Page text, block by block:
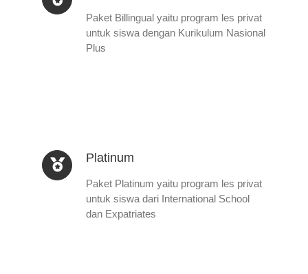
Paket Billingual yaitu program les privat
untuk siswa dengan Kurikulum Nasional
Plus
Platinum
Paket Platinum yaitu program les privat
untuk siswa dari International School
dan Expatriates